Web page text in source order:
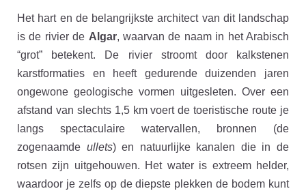
Het hart en de belangrijkste architect van dit landschap
is de rivier de Algar, waarvan de naam in het Arabisch
“grot” betekent. De rivier stroomt door kalkstenen
karstformaties en heeft gedurende duizenden jaren
ongewone geologische vormen uitgesleten. Over een
afstand van slechts 1,5 km voert de toeristische route je
langs spectaculaire watervallen, bronnen (de
zogenaamde ullets) en natuurlijke kanalen die in de
rotsen zijn uitgehouwen. Het water is extreem helder,
waardoor je zelfs op de diepste plekken de bodem kunt